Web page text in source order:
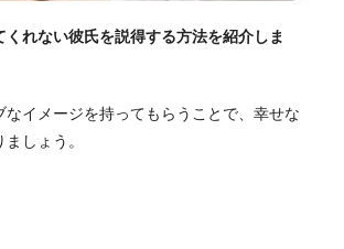
くれない彼氏を説得する方法を紹介しま
なイメージを持ってもらうことで、幸せな
しょう。